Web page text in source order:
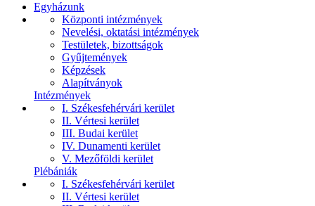
Egyházunk
Központi intézmények
Nevelési, oktatási intézmények
Testületek, bizottságok
Gyűjtemények
Képzések
Alapítványok
Intézmények
I. Székesfehérvári kerület
II. Vértesi kerület
III. Budai kerület
IV. Dunamenti kerület
V. Mezőföldi kerület
Plébániák
I. Székesfehérvári kerület
II. Vértesi kerület